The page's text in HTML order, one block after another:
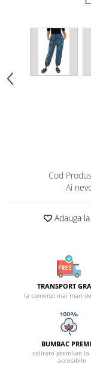
Cod
Ai
Adauga
TRANSPORT
la comenzi mai mari
BUMBAC
calitate premium la
accesibile